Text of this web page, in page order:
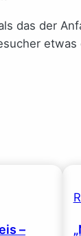
das der
–